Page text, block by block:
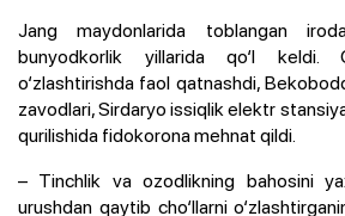
Jang maydonlarida toblangan
bunyodkorlik yillarida qo‘l keldi.
o‘zlashtirishda faol qatnashdi,
zavodlari, Sirdaryo issiqlik elektr
qurilishida fidokorona mehnat qildi.
– Tinchlik va ozodlikning bahosini
urushdan qaytib cho‘llarni